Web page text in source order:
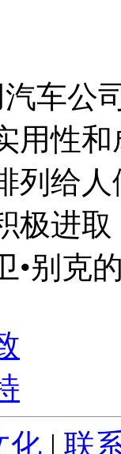
车公
用性
列给
极进
•别克
化 | 联